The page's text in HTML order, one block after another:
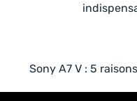
Sony A7 V : 5